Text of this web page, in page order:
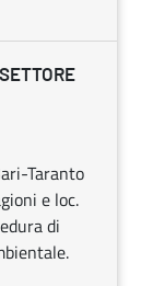
Taranto
e loc.
di